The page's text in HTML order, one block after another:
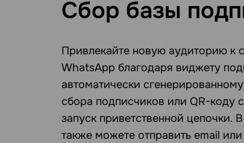
Сбор базы
Привлекайте новую аудиторию к
WhatsApp благодаря виджету
автоматически
сбора подписчиков или QR-коду
запуск приветственной цепочки.
также можете отправить email